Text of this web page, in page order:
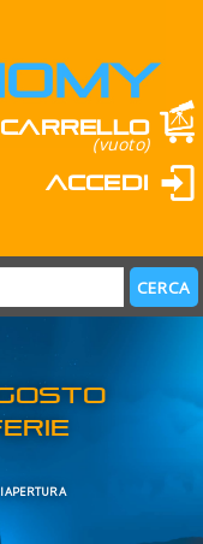
Carrello
(vuoto)
Accedi